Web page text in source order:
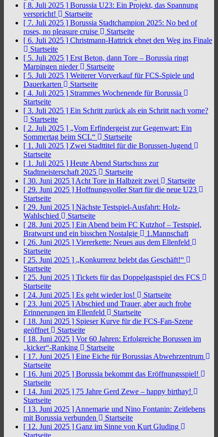
[ 8. Juli 2025 ] Borussia U23: Ein Projekt, das Spannung
verspricht!
Startseite
[ 7. Juli 2025 ] Borussia Stadtchampion 2025: No bed of
roses, no pleasure cruise
Startseite
[ 6. Juli 2025 ] Christmann-Hattrick ebnet den Weg ins Finale
Startseite
[ 5. Juli 2025 ] Erst Beton, dann Tore – Borussia ringt
Marpingen nieder
Startseite
[ 5. Juli 2025 ] Weiterer Vorverkauf für FCS-Spiele und
Dauerkarten
Startseite
[ 4. Juli 2025 ] Strammes Wochenende für Borussia
Startseite
[ 3. Juli 2025 ] Ein Schritt zurück als ein Schritt nach vorne?
Startseite
[ 2. Juli 2025 ] „Vom Erfindergeist zur Gegenwart: Ein
Sommertag beim SCL“
Startseite
[ 1. Juli 2025 ] Zwei Stadttitel für die Borussen-Jugend
Startseite
[ 1. Juli 2025 ] Heute Abend Startschuss zur
Stadtmeisterschaft 2025
Startseite
[ 30. Juni 2025 ] Acht Tore in Halbzeit zwei
Startseite
[ 29. Juni 2025 ] Hoffnungsvoller Start für die neue U23
Startseite
[ 29. Juni 2025 ] Nächste Testspiel-Ausfahrt: Holz-
Wahlschied
Startseite
[ 28. Juni 2025 ] Ein Abend beim FC Kutzhof – Testspiel,
Bratwurst und ein bisschen Nostalgie
1.Mannschaft
[ 26. Juni 2025 ] Viererkette: Neues aus dem Ellenfeld
Startseite
[ 25. Juni 2025 ] „Konkurrenz belebt das Geschäft!“
Startseite
[ 25. Juni 2025 ] Tickets für das Doppelgastspiel des FCS
Startseite
[ 24. Juni 2025 ] Es geht wieder los!
Startseite
[ 23. Juni 2025 ] Abschied und Trauer, aber auch frohe
Erinnerungen im Ellenfeld
Startseite
[ 18. Juni 2025 ] Spieser Kurve für die FCS-Fan-Szene
geöffnet
Startseite
[ 18. Juni 2025 ] Vor 60 Jahren: Erfolgreiche Borussen im
„kicker“-Ranking
Startseite
[ 17. Juni 2025 ] Eine Eiche für Borussias Abwehrzentrum
Startseite
[ 16. Juni 2025 ] Borussia bekommt das Eröffnungsspiel!
Startseite
[ 14. Juni 2025 ] 75 Jahre Gerd Zewe – happy birthay!
Startseite
[ 13. Juni 2025 ] Annemarie und Nino Fontanin: Zeitlebens
mit Borussia verbunden
Startseite
[ 12. Juni 2025 ] Ganz im Sinne von Kurt Gluding
Startseite